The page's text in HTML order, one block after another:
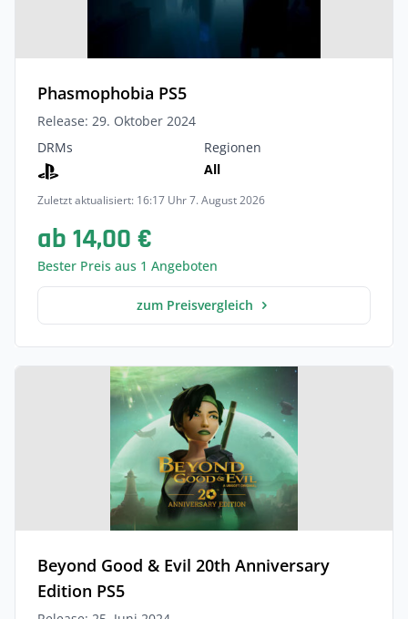
Phasmophobia PS5
Release: 29. Oktober 2024
DRMs
Regionen
All
Zuletzt aktualisiert: 16:17 Uhr 7. August 2026
ab 14,00 €
Bester Preis aus 1 Angeboten
zum Preisvergleich
Beyond Good & Evil 20th Anniversary
Edition PS5